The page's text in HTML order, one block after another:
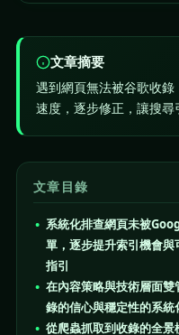
文章摘要
遇到網頁無法被谷歌收
速度，逐步修正，讓搜尋
文章目錄
系統化排查網頁未被
單，逐步提升索引機會
指引
在內容策略與技術層面
錄的信心與穩定性的系
從爬蟲抓取到收錄的全